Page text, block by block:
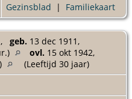
Gezinsblad | Familiekaart
, geb. 13 dec 1911,
ovl. 15 okt 1942,
(Leeftijd 30 jaar)